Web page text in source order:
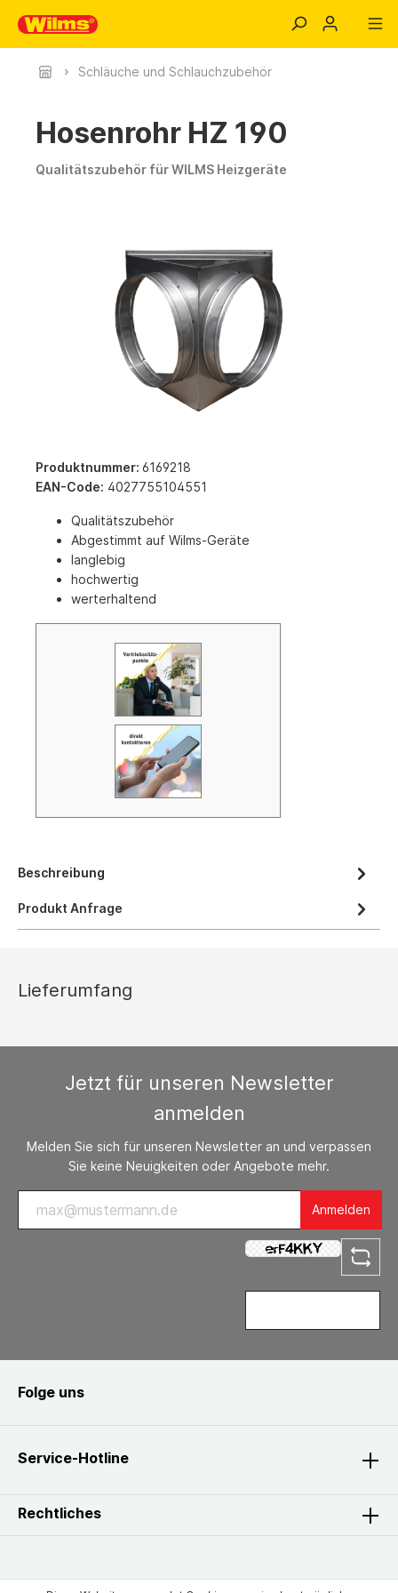
Schläuche und Schlauchzubehör
Hosenrohr HZ 190
Qualitätszubehör für WILMS Heizgeräte
Produktnummer: 6169218
EAN-Code: 4027755104551
Qualitätszubehör
Abgestimmt auf Wilms-Geräte
langlebig
hochwertig
werterhaltend
Beschreibung
Produkt Anfrage
Lieferumfang
Jetzt für unseren Newsletter
anmelden
Melden Sie sich für unseren Newsletter an und verpassen
Sie keine Neuigkeiten oder Angebote mehr.
Anmelden
Service-Hotline
Folge uns
Rechtliches